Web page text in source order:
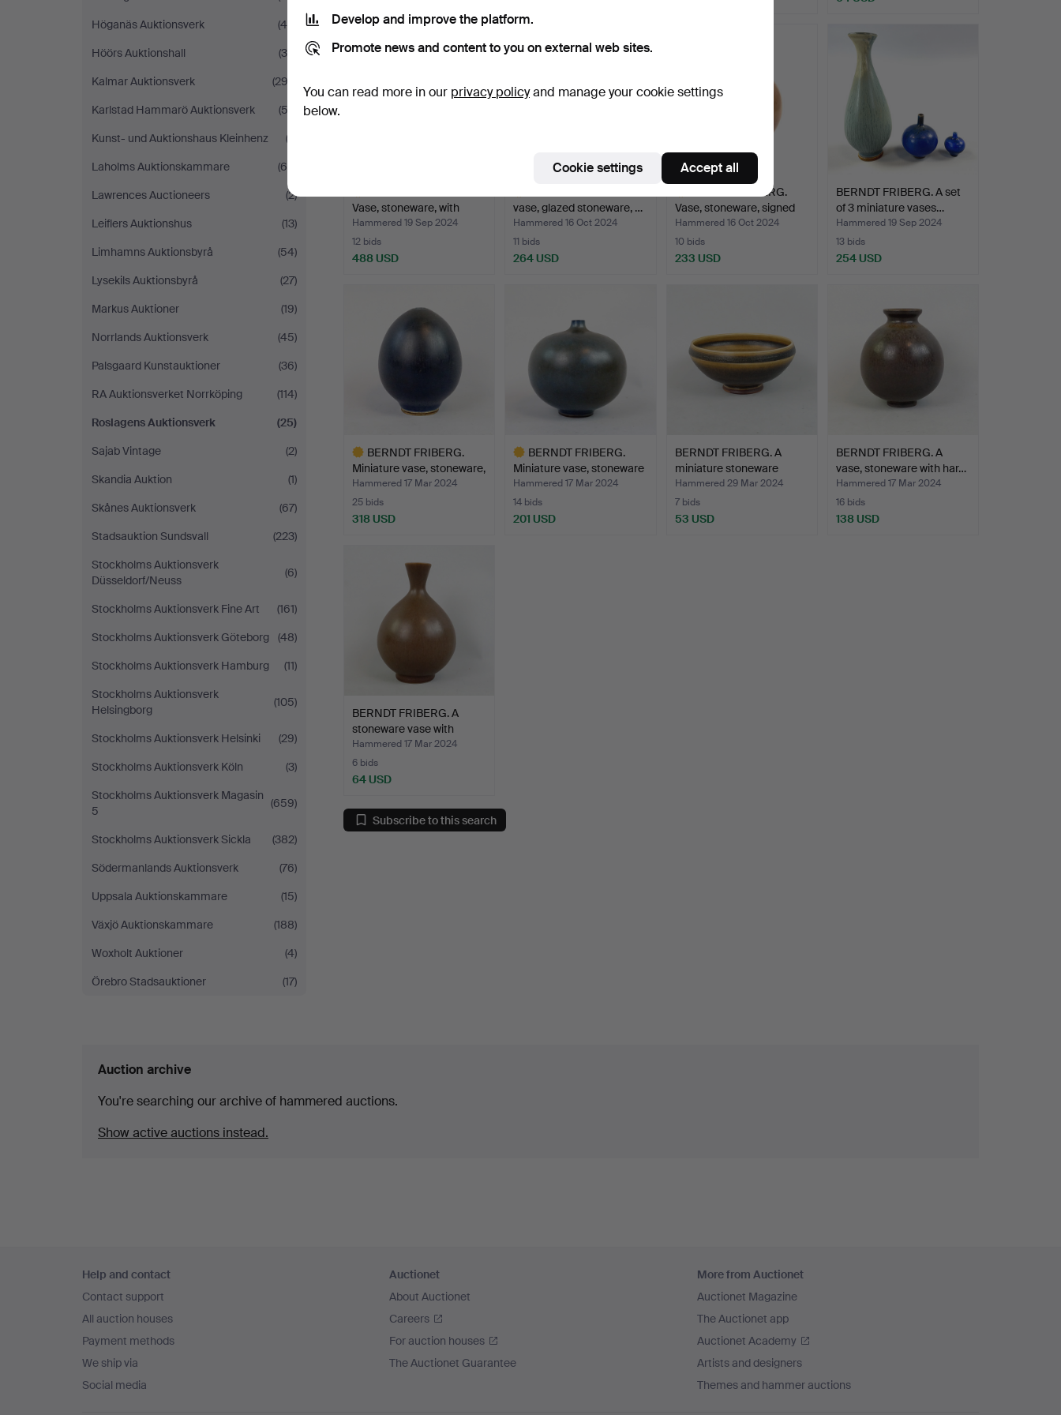
Höganäs Auktionsverk
(45)
Höörs Auktionshall
(36)
Kalmar Auktionsverk
(292)
Karlstad Hammarö Auktionsverk
(52)
Kunst- und Auktionshaus Kleinhenz
(3)
Laholms Auktionskammare
(60)
Lawrences Auctioneers
(2)
Leiflers Auktionshus
(13)
Limhamns Auktionsbyrå
(54)
Lysekils Auktionsbyrå
(27)
Markus Auktioner
(19)
Norrlands Auktionsverk
(45)
Palsgaard Kunstauktioner
(36)
RA Auktionsverket Norrköping
(114)
Roslagens Auktionsverk
(25)
Sajab Vintage
(2)
Skandia Auktion
(1)
Skånes Auktionsverk
(67)
Stadsauktion Sundsvall
(223)
Stockholms Auktionsverk
Düsseldorf/Neuss
(6)
Stockholms Auktionsverk Fine Art
(161)
Stockholms Auktionsverk Göteborg
(48)
Stockholms Auktionsverk Hamburg
(11)
Stockholms Auktionsverk
Helsingborg
(105)
Stockholms Auktionsverk Helsinki
(29)
Stockholms Auktionsverk Köln
(3)
Stockholms Auktionsverk Magasin
5
(659)
Stockholms Auktionsverk Sickla
(382)
Södermanlands Auktionsverk
(76)
Uppsala Auktionskammare
(15)
Växjö Auktionskammare
(188)
Woxholt Auktioner
(4)
Örebro Stadsauktioner
(17)
Vase, stoneware, with
Ania…
Hammered 19 Sep 2024
12 bids
488 USD
vase, glazed stoneware, …
Hammered 16 Oct 2024
11 bids
264 USD
BERNDT FRIBERG.
Vase, stoneware, signed
Fr…
Hammered 16 Oct 2024
10 bids
233 USD
BERNDT FRIBERG. A set
of 3 miniature vases…
Hammered 19 Sep 2024
13 bids
254 USD
BERNDT FRIBERG.
Miniature vase, stoneware,
…
Hammered 17 Mar 2024
25 bids
318 USD
BERNDT FRIBERG.
Miniature vase, stoneware
…
Hammered 17 Mar 2024
14 bids
201 USD
BERNDT FRIBERG. A
miniature stoneware
bowl…
Hammered 29 Mar 2024
7 bids
53 USD
BERNDT FRIBERG. A
vase, stoneware with har…
Hammered 17 Mar 2024
16 bids
138 USD
BERNDT FRIBERG. A
stoneware vase with
harp…
Hammered 17 Mar 2024
6 bids
64 USD
Subscribe to this search
Auction archive
You're searching our archive of hammered auctions.
Show active auctions instead.
navigation
Help and contact
Contact support
All auction houses
Payment methods
We ship via
Social media
Auctionet
About Auctionet
Careers
For auction houses
The Auctionet Guarantee
More from Auctionet
Auctionet Magazine
The Auctionet app
Auctionet Academy
Artists and designers
Themes and hammer auctions
Develop and improve the platform.
Promote news and content to you on external web sites.
You can read more in our privacy policyand manage your cookie settings
below.
Cookie settings Accept all